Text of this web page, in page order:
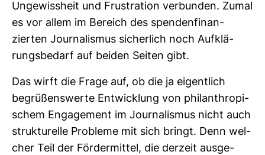
Unge­wiss­heit und Frus­tra­tion ver­bunden. Zumal
es vor allem im Bereich des spen­den­fi­nan­
zierten Jour­na­lismus sicher­lich noch Auf­klä­
rungs­be­darf auf beiden Seiten gibt.
Das wirft die Frage auf, ob die ja eigent­lich
begrü­ßens­werte Ent­wick­lung von phil­an­thro­pi­
schem Enga­ge­ment im Jour­na­lismus nicht auch
struk­tu­relle Pro­bleme mit sich bringt. Denn wel­
cher Teil der För­der­mittel, die der­zeit aus­ge­